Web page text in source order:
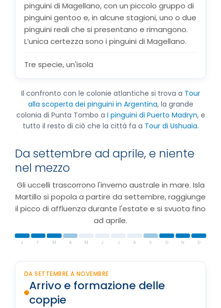
pinguini di Magellano, con un piccolo gruppo di
pinguini gentoo e, in alcune stagioni, uno o due
pinguini reali che si presentano e rimangono.
L’unica certezza sono i pinguini di Magellano.
Tre specie, un'isola
Il confronto con le colonie atlantiche si trova a Tour
alla scoperta dei pinguini in Argentina, la grande
colonia di Punta Tombo a I pinguini di Puerto Madryn, e
tutto il resto di ciò che la città fa a Tour di Ushuaia.
Da settembre ad aprile, e niente
nel mezzo
Gli uccelli trascorrono l'inverno australe in mare. Isla
Martillo si popola a partire da settembre, raggiunge
il picco di affluenza durante l'estate e si svuota fino
ad aprile.
J F M A M J J A S O N D
DA SETTEMBRE A NOVEMBRE
Arrivo e formazione delle
coppie